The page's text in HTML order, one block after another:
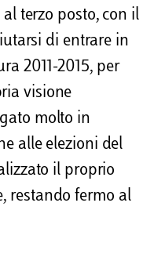
terzo posto, con il
di entrare in
2011-2015, per
visione
molto in
alle elezioni del
il proprio
restando fermo al